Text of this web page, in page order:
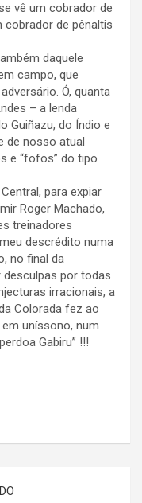
vê um cobrador de
cobrador de pênaltis
daquele
campo, que
Ó, quanta
– a lenda
Guiñazu, do Índio e
de nosso atual
e “fofos” do tipo
para expiar
Roger Machado,
treinadores
descrédito numa
no final da
desculpas por todas
irracionais, a
Colorada fez ao
uníssono, num
Gabiru” !!!